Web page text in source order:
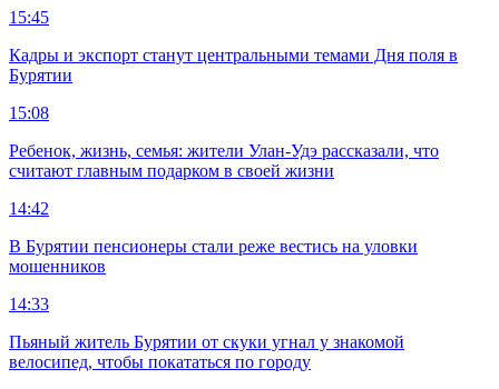
15:45
Кадры и экспорт станут центральными темами Дня поля в
Бурятии
15:08
Ребенок, жизнь, семья: жители Улан-Удэ рассказали, что
считают главным подарком в своей жизни
14:42
В Бурятии пенсионеры стали реже вестись на уловки
мошенников
14:33
Пьяный житель Бурятии от скуки угнал у знакомой
велосипед, чтобы покататься по городу